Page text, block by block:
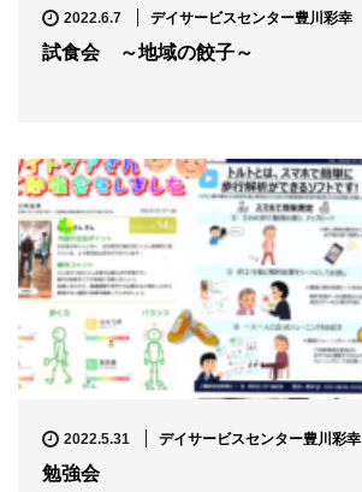
2022.6.7 デイサービスセンター豊川彩幸
試食会 ～地域の餃子～
2022.5.31 デイサービスセンター豊川彩幸
勉強会